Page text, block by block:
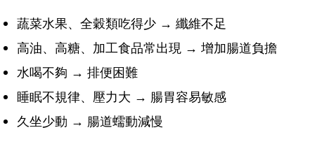
蔬菜水果、全穀類吃得少 → 纖維不足
高油、高糖、加工食品常出現 → 增加腸道負擔
水喝不夠 → 排便困難
睡眠不規律、壓力大 → 腸胃容易敏感
久坐少動 → 腸道蠕動減慢